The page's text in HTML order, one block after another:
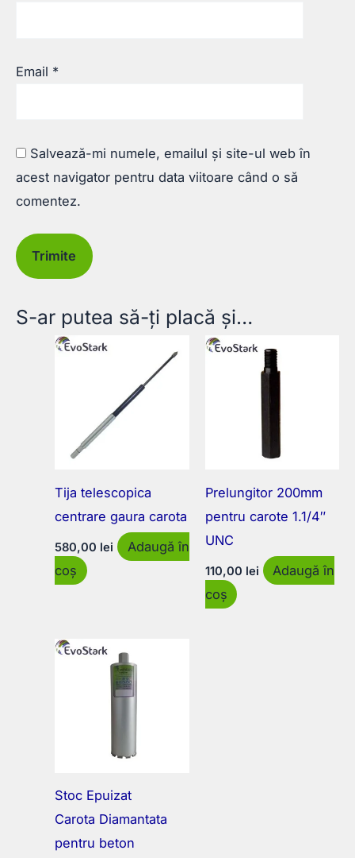
Email *
Salvează-mi numele, emailul și site-ul web în
acest navigator pentru data viitoare când o să
comentez.
S-ar putea să-ți placă și…
Tija telescopica
centrare gaura carota
580,00 lei
Adaugă în
coș
Prelungitor 200mm
pentru carote 1.1/4″
UNC
110,00 lei
Adaugă în
coș
Stoc Epuizat
Carota Diamantata
pentru beton